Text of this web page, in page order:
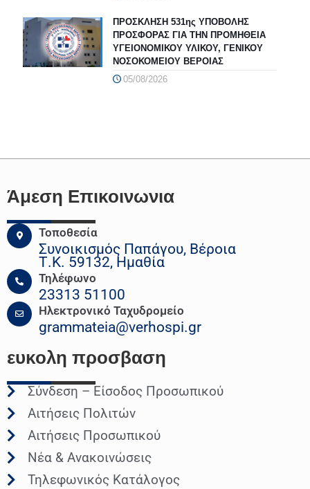
ΠΡΟΣΚΛΗΣΗ 531ης ΥΠΟΒΟΛΗΣ
ΠΡΟΣΦΟΡΑΣ ΓΙΑ ΤΗΝ ΠΡΟΜΗΘΕΙΑ
ΥΓΕΙΟΝΟΜΙΚΟΥ ΥΛΙΚΟΥ, ΓΕΝΙΚΟΥ
ΝΟΣΟΚΟΜΕΙΟΥ ΒΕΡΟΙΑΣ
05/08/2026
Άμεση Επικοινωνια
Τοποθεσία
Συνοικισμός Παπάγου, Βέροια
Τ.Κ. 59132, Ημαθία
Τηλέφωνο
23313 51100
Ηλεκτρονικό Ταχυδρομείο
grammateia@verhospi.gr
ευκολη προσβαση
Σύνδεση – Είσοδος Προσωπικού
Αιτήσεις Πολιτών
Αιτήσεις Προσωπικού
Νέα & Ανακοινώσεις
Τηλεφωνικός Κατάλογος